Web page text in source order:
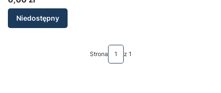
Cena
Niedostępny
Strona z 1